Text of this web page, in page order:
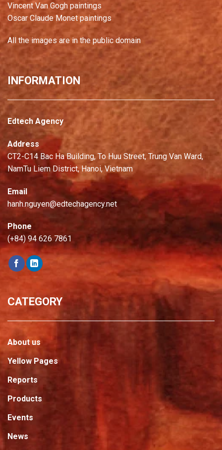
Vincent Van Gogh paintings
Oscar Claude Monet paintings
All the images are in the public domain
INFORMATION
Edtech Agency
Address
CT2-C14 Bac Ha Building, To Huu Street, Trung Van Ward,
NamTu Liem District, Hanoi, Vietnam
Email
hanh.nguyen@edtechagency.net
Phone
(+84) 94 626 7861
CATEGORY
About us
Yellow Pages
Reports
Products
Events
News